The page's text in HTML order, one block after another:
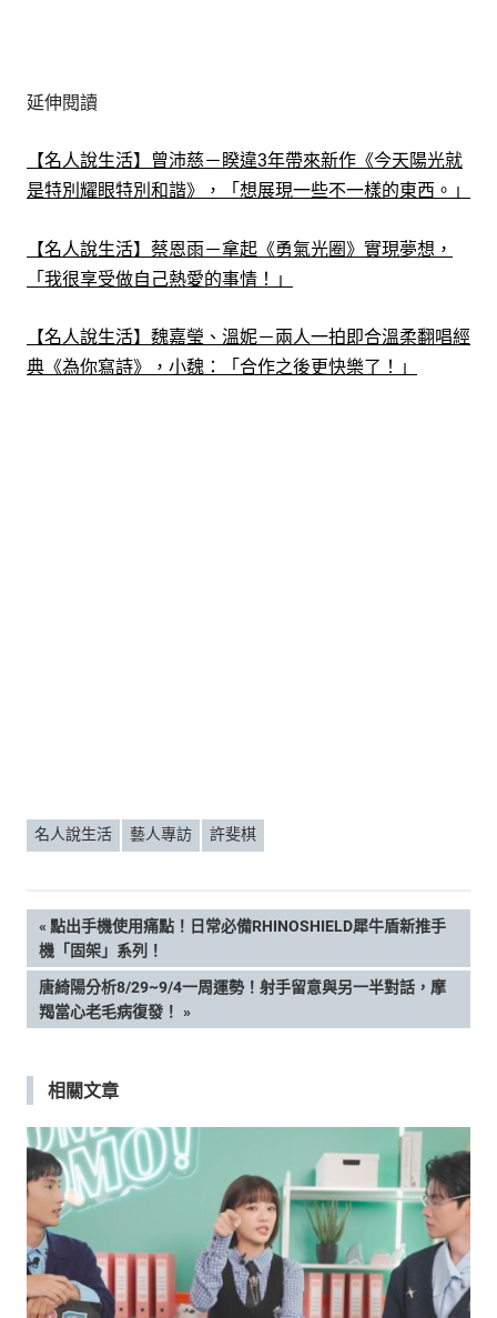
延伸閱讀
【名人說生活】曾沛慈－睽違3年帶來新作《今天陽光就
是特別耀眼特別和諧》，「想展現一些不一樣的東西。」
【名人說生活】蔡恩雨－拿起《勇氣光圈》實現夢想，
「我很享受做自己熱愛的事情！」
【名人說生活】魏嘉瑩、溫妮－兩人一拍即合溫柔翻唱經
典《為你寫詩》，小魏：「合作之後更快樂了！」
名人說生活 藝人專訪 許斐棋
文
章
導
覽
PREVIOUS
POST:
點出手機使用痛點！日常必備RHINOSHIELD犀牛盾新推手
機「固架」系列！
NEXT
POST:
唐綺陽分析8/29~9/4一周運勢！射手留意與另一半對話，摩
羯當心老毛病復發！
相關文章